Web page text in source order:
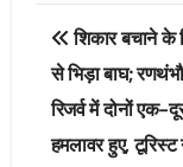
Post
शिकार बचाने के
से भिड़ा बाघ;
रिजर्व में दोनों एक-
हमलावर हुए,